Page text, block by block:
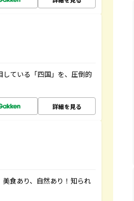
している「四国」を、圧倒的
詳細を見る
美食あり、自然あり！知られ